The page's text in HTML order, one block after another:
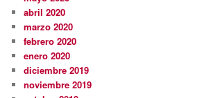
abril 2020
marzo 2020
febrero 2020
enero 2020
diciembre 2019
noviembre 2019